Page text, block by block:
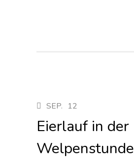
SEP. 12
Eierlauf in der
Welpenstunde